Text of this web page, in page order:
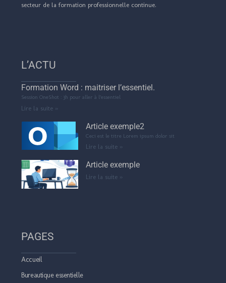
secteur de la formation professionnelle continue.
L’ACTU
Formation Word : maitriser l’essentiel.
Session OneShot : 3h pour aller à l’essentiel
Lire la suite »
Article exemple2
Ceci est le titre Lorem ipsum dolor sit
Lire la suite »
Article exemple
Lire la suite »
PAGES
Accueil
Bureautique essentielle